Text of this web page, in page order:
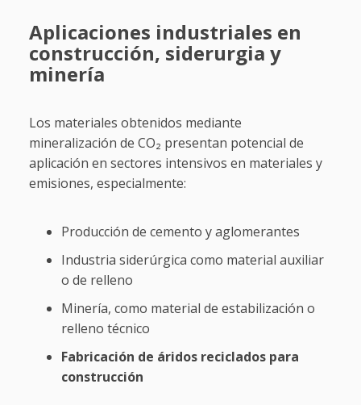
Aplicaciones industriales en
construcción, siderurgia y
minería
Los materiales obtenidos mediante
mineralización de CO₂ presentan potencial de
aplicación en sectores intensivos en materiales y
emisiones, especialmente:
Producción de cemento y aglomerantes
Industria siderúrgica como material auxiliar
o de relleno
Minería, como material de estabilización o
relleno técnico
Fabricación de áridos reciclados para
construcción